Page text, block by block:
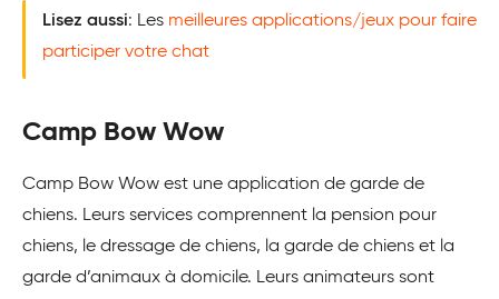
Lisez aussi: Les meilleures applications/jeux pour faire
participer votre chat
Camp Bow Wow
Camp Bow Wow est une application de garde de
chiens. Leurs services comprennent la pension pour
chiens, le dressage de chiens, la garde de chiens et la
garde d’animaux à domicile. Leurs animateurs sont